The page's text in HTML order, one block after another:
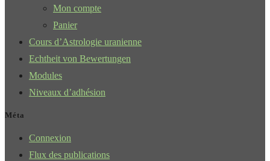
Mon compte
Panier
Cours d’Astrologie uranienne
Echtheit von Bewertungen
Modules
Niveaux d’adhésion
Méta
Connexion
Flux des publications